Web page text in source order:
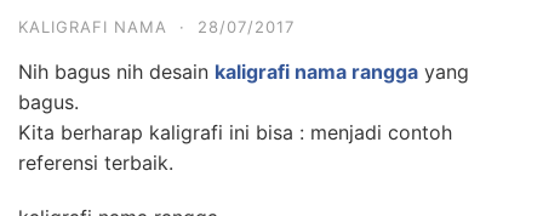
KALIGRAFI NAMA · 28/07/2017
Nih bagus nih desain kaligrafi nama rangga yang
bagus.
Kita berharap kaligrafi ini bisa : menjadi contoh
referensi terbaik.